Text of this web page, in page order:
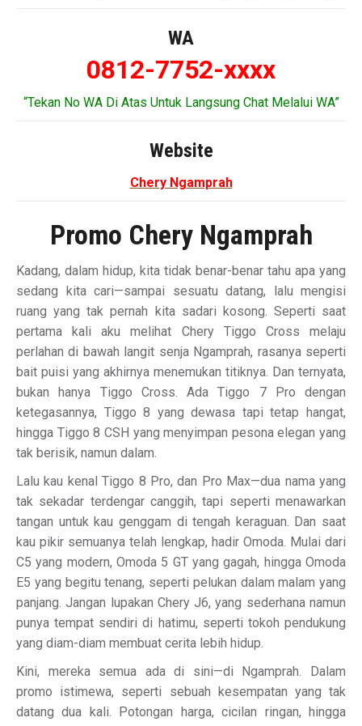
WA
0812-7752-xxxx
“Tekan No WA Di Atas Untuk Langsung Chat Melalui WA”
Website
Chery Ngamprah
Promo Chery Ngamprah
Kadang, dalam hidup, kita tidak benar-benar tahu apa yang
sedang kita cari—sampai sesuatu datang, lalu mengisi
ruang yang tak pernah kita sadari kosong. Seperti saat
pertama kali aku melihat Chery Tiggo Cross melaju
perlahan di bawah langit senja Ngamprah, rasanya seperti
bait puisi yang akhirnya menemukan titiknya. Dan ternyata,
bukan hanya Tiggo Cross. Ada Tiggo 7 Pro dengan
ketegasannya, Tiggo 8 yang dewasa tapi tetap hangat,
hingga Tiggo 8 CSH yang menyimpan pesona elegan yang
tak berisik, namun dalam.
Lalu kau kenal Tiggo 8 Pro, dan Pro Max—dua nama yang
tak sekadar terdengar canggih, tapi seperti menawarkan
tangan untuk kau genggam di tengah keraguan. Dan saat
kau pikir semuanya telah lengkap, hadir Omoda. Mulai dari
C5 yang modern, Omoda 5 GT yang gagah, hingga Omoda
E5 yang begitu tenang, seperti pelukan dalam malam yang
panjang. Jangan lupakan Chery J6, yang sederhana namun
punya tempat sendiri di hatimu, seperti tokoh pendukung
yang diam-diam membuat cerita lebih hidup.
Kini, mereka semua ada di sini—di Ngamprah. Dalam
promo istimewa, seperti sebuah kesempatan yang tak
datang dua kali. Potongan harga, cicilan ringan, hingga